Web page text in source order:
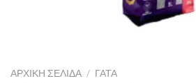
ΑΡΧΙΚΉ ΣΕΛΊΔΑ / ΓΑΤΑ